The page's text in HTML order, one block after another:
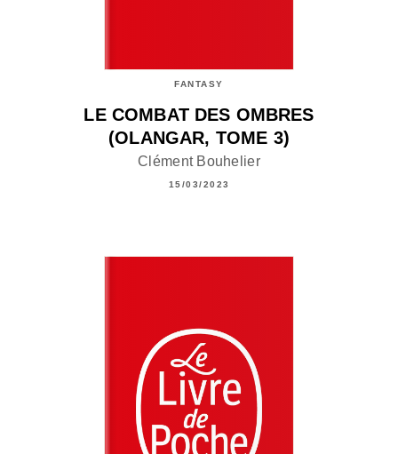
FANTASY
LE COMBAT DES OMBRES
(OLANGAR, TOME 3)
Clément Bouhelier
15/03/2023